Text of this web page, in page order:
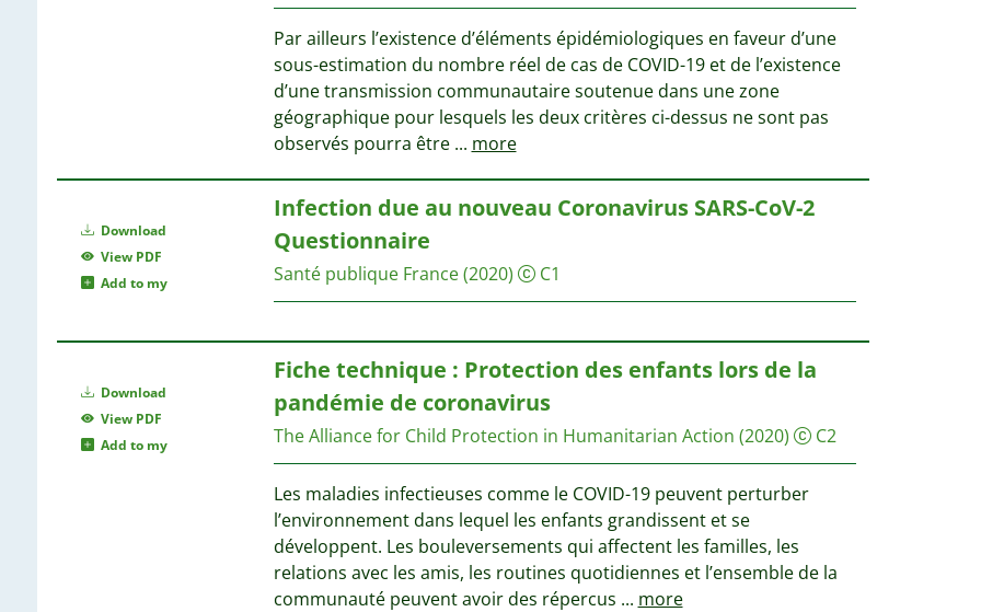
Par ailleurs l’existence d’éléments épidémiologiques en faveur d’une
sous-estimation du nombre réel de cas de COVID-19 et de l’existence
d’une transmission communautaire soutenue dans une zone
géographique pour lesquels les deux critères ci-dessus ne sont pas
observés pourra être ... more
Download
View PDF
Add to my
Infection due au nouveau Coronavirus SARS-CoV-2
Questionnaire
Santé publique France (2020) C1
Download
View PDF
Add to my
Fiche technique : Protection des enfants lors de la
pandémie de coronavirus
The Alliance for Child Protection in Humanitarian Action (2020) C2
Les maladies infectieuses comme le COVID-19 peuvent perturber
l’environnement dans lequel les enfants grandissent et se
développent. Les bouleversements qui affectent les familles, les
relations avec les amis, les routines quotidiennes et l’ensemble de la
communauté peuvent avoir des répercus ... more